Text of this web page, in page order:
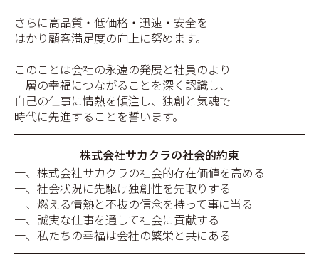
さらに高品質・低価格・迅速・安全を
はかり顧客満足度の向上に努めます。
このことは会社の永遠の発展と社員のより
一層の幸福につながることを深く認識し、
自己の仕事に情熱を傾注し、独創と気魂で
時代に先進することを誓います。
株式会社サカクラの社会的約束
一、株式会社サカクラの社会的存在価値を高める
一、社会状況に先駆け独創性を先取りする
一、燃える情熱と不抜の信念を持って事に当る
一、誠実な仕事を通して社会に貢献する
一、私たちの幸福は会社の繁栄と共にある